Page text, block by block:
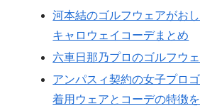
河本結のゴルフウェアがお
キャロウェイコーデまとめ
六車日那乃プロのゴルフウ
アンパスィ契約の女子プロ
着用ウェアとコーデの特徴